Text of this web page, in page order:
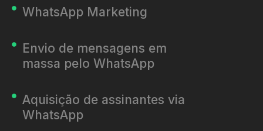
WhatsApp Marketing
Envio de mensagens em
massa pelo WhatsApp
Aquisição de assinantes via
WhatsApp